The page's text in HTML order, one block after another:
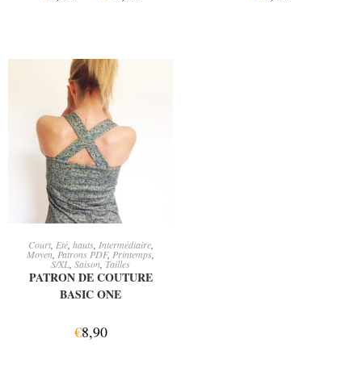
AJOUTER AU PANIER
Court, Eté, hauts, Intermédiaire,
Moyen Patrons PDF, Printemps
S/XL Saison Tailles
PATRON DE COUTURE
BASIC ONE
€8,90